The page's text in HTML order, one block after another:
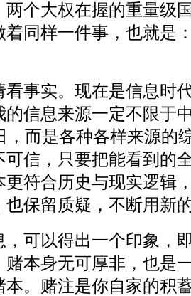
两个大权在握的重量级
着同样一件事，也就是
看事实。现在是信息时
的信息来源一定不限于
，而是各种各样来源的
可信，只要把能看到的
更符合历史与现实逻辑
也保留质疑，不断用新
，可以得出一个印象，
赌本身无可厚非，也是
本。赌注是你自家的积